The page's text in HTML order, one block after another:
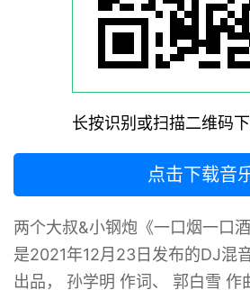
长按识别或扫描二维码
点击下载音
两个大叔&小钢炮《一口烟一口
是2021年12月23日发布的DJ混
出品， 孙学明 作词、 郭白雪 作